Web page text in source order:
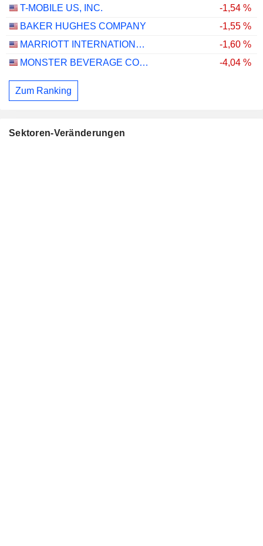
T-MOBILE US, INC.
-1,54 %
BAKER HUGHES COMPANY
-1,55 %
MARRIOTT INTERNATIONAL, INC.
-1,60 %
MONSTER BEVERAGE CORPORATION
-4,04 %
Zum Ranking
Sektoren-Veränderungen